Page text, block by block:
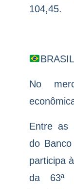
104,45.
BRASIL
No
Entre as
do
participa
da 63ª